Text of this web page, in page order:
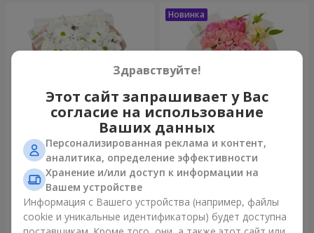
Букет "White happiness"
1 110 грн
Заказать
Букет "Розовый зефир"
Заказать
Здравствуйте!
Этот сайт запрашивает у Вас
согласие на использование
Ваших данных
Персонализированная реклама и контент,
аналитика, определение эффективности
Хранение и/или доступ к информации на
Вашем устройстве
Информация с Вашего устройства (например, файлы
cookie и уникальные идентификаторы) будет доступна